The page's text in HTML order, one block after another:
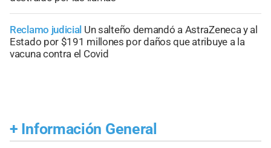
Reclamo judicial Un salteño demandó a AstraZeneca y al
Estado por $191 millones por daños que atribuye a la
vacuna contra el Covid
+ Información General